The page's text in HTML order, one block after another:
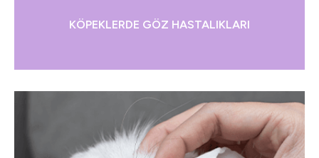
KÖPEKLERDE GÖZ HASTALIKLARI